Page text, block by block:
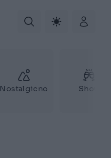
Nostalgicno Show